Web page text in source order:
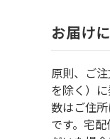
お届け
原則、ご
を除く）
数はご住
です。宅